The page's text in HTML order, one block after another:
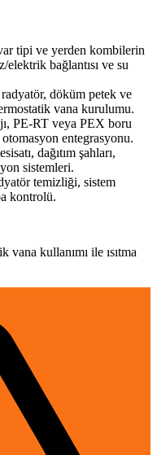
tipi ve yerden kombilerin
elektrik bağlantısı ve su
döküm petek ve
vana kurulumu.
PE-RT veya PEX boru
entegrasyonu.
dağıtım şahları,
sistemleri.
temizliği, sistem
kontrolü.
kullanımı ile ısıtma